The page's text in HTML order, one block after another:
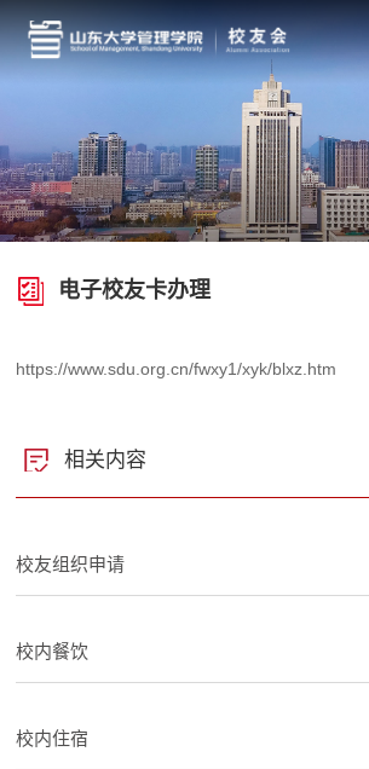
电子校友卡办理
https://www.sdu.org.cn/fwxy1/xyk/blxz.htm
相关内容
校友组织申请
校内餐饮
校内住宿